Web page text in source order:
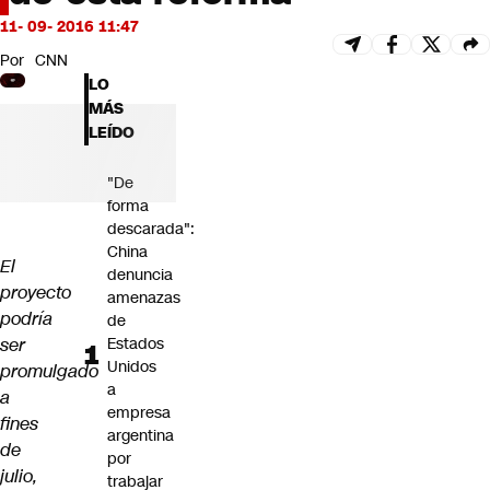
Futuro 360
11- 09- 2016 11:47
Por CNN
El
proyecto
podría
ser
promulgado
a
fines
de
julio,
LO
MÁS
LEÍDO
"De
forma
descarada":
China
denuncia
amenazas
de
Estados
Unidos
a
empresa
argentina
por
trabajar